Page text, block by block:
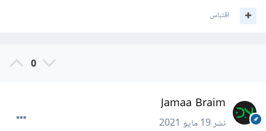
وسؤال التاني هل يجب اتعلم شغل دمج لتصميمات الدعايه
واي الموقع المفضله الي اشتغل عليها freelance كمبداتي في
اقتباس
0
Jamaa Braim
نشر19 مايو 2021